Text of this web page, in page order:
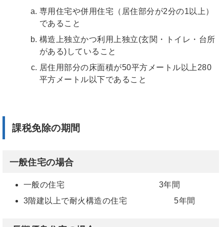
専用住宅や併用住宅（居住部分が2分の1以上）
であること
構造上独立かつ利用上独立(玄関・トイレ・台所
がある)していること
居住用部分の床面積が50平方メートル以上280
平方メートル以下であること
課税免除の期間
一般住宅の場合
一般の住宅 3年間
3階建以上で耐火構造の住宅 5年間